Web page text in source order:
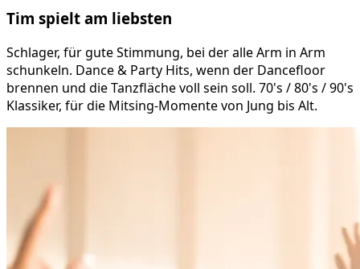
Tim spielt am liebsten
Schlager, für gute Stimmung, bei der alle Arm in Arm
schunkeln. Dance & Party Hits, wenn der Dancefloor
brennen und die Tanzfläche voll sein soll. 70's / 80's / 90's
Klassiker, für die Mitsing-Momente von Jung bis Alt.